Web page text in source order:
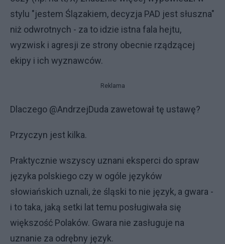
stylu "jestem Ślązakiem, decyzja PAD jest słuszna"
niż odwrotnych - za to idzie istna fala hejtu,
wyzwisk i agresji ze strony obecnie rządzącej
ekipy i ich wyznawców.
Reklama
Dlaczego @AndrzejDuda zawetował tę ustawę?
Przyczyn jest kilka.
Praktycznie wszyscy uznani eksperci do spraw
języka polskiego czy w ogóle języków
słowiańskich uznali, że śląski to nie język, a gwara -
i to taka, jaką setki lat temu posługiwała się
większość Polaków. Gwara nie zasługuje na
uznanie za odrębny język.